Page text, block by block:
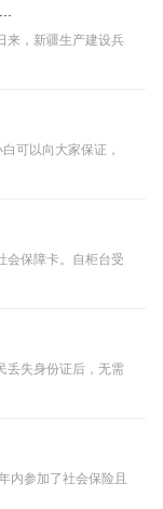
来，新疆生产建设兵
可以向大家保证，
会保障卡。自柜台受
丢失身份证后，无需
内参加了社会保险且